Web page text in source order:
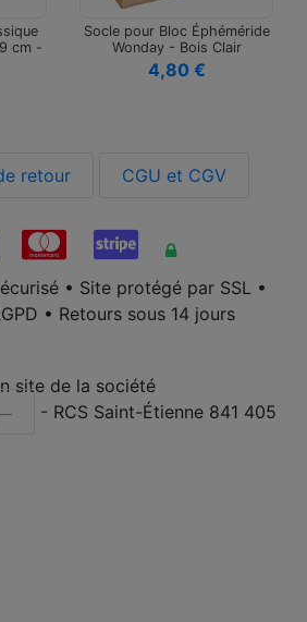
cm -
Socle pour Bloc Éphéméride
Wonday - Bois Clair
Arceaux…
4,80 €
retour CGU et CGV
• Site protégé par SSL •
• Retours sous 14 jours
site de la société
- RCS Saint-Étienne 841 405